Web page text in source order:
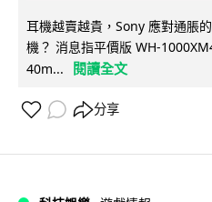
耳機越賣越貴，Sony 應對通脹
機？ 消息指平價版 WH-
40m...
閱讀全文
分享